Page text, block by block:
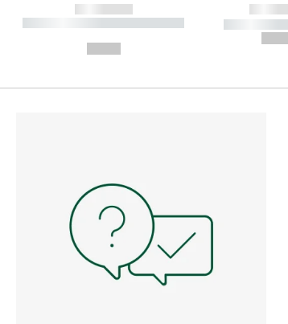
------------
----------- ----------- ----------
-----------